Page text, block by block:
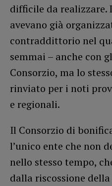
difficile da realizzare.
avevano già
contraddittorio nel
semmai – anche con
Consorzio, ma lo
rinviato per i noti
e regionali.
Il Consorzio di
l’unico ente che non
nello stesso tempo,
dalla riscossione